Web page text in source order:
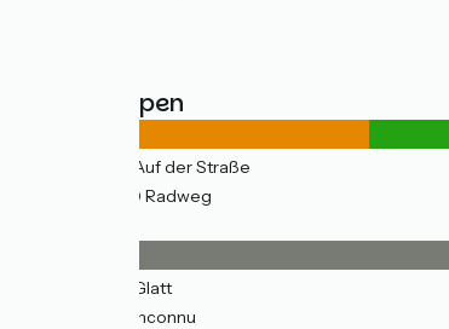
Straßentypen
(22%) Auf der Straße
(78%) Radweg
(28%) Glatt
(33%) Inconnu